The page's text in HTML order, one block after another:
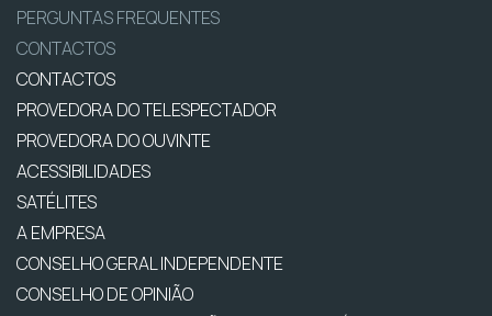
PERGUNTAS FREQUENTES
CONTACTOS
CONTACTOS
PROVEDORA DO TELESPECTADOR
PROVEDORA DO OUVINTE
ACESSIBILIDADES
SATÉLITES
A EMPRESA
CONSELHO GERAL INDEPENDENTE
CONSELHO DE OPINIÃO